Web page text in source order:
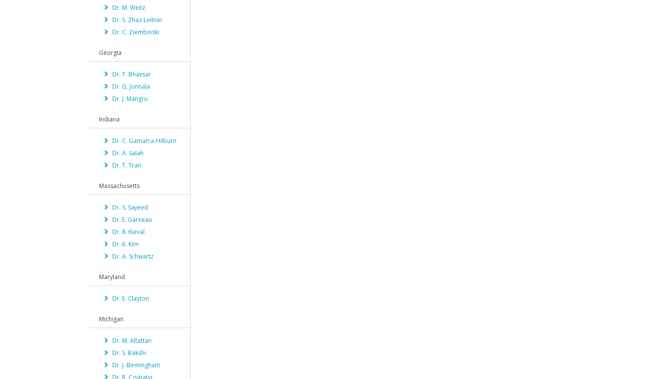
Dr. M. Weitz
Dr. S. Zhaz-Leitner
Dr. C. Ziembinski
Georgia
Dr. T. Bhavsar
Dr. G. Jonnala
Dr. J. Mangru
Indiana
Dr. C. Gamarra-Hilburn
Dr. A. Salah
Dr. T. Tran
Massachusetts
Dr. S. Sayeed
Dr. E. Garneau
Dr. R. Kieval
Dr. K. Kim
Dr. A. Schwartz
Maryland
Dr. E. Clayton
Michigan
Dr. M. Altattan
Dr. S. Bakshi
Dr. J. Birmingham
Dr. R. Czubatyj